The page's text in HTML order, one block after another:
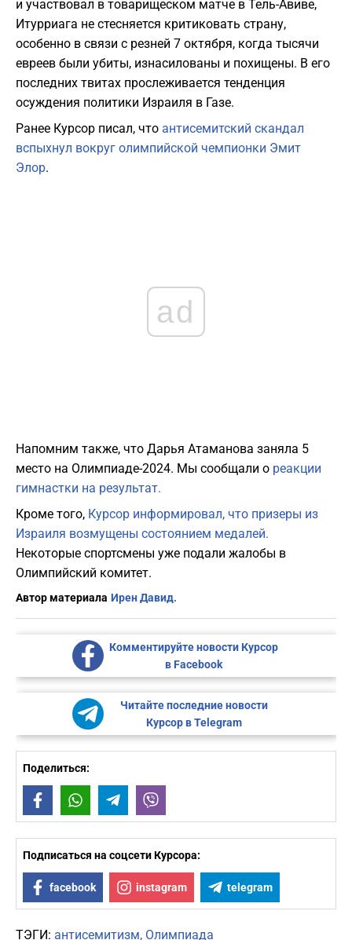
и участвовал в товарищеском матче в Тель-Авиве,
Итурриага не стесняется критиковать страну,
особенно в связи с резней 7 октября, когда тысячи
евреев были убиты, изнасилованы и похищены. В его
последних твитах прослеживается тенденция
осуждения политики Израиля в Газе.
Ранее Курсор писал, что антисемитский скандал
вспыхнул вокруг олимпийской чемпионки Эмит
Элор.
ad
Напомним также, что Дарья Атаманова заняла 5
место на Олимпиаде-2024. Мы сообщали о реакции
гимнастки на результат.
Кроме того, Курсор информировал, что призеры из
Израиля возмущены состоянием медалей.
Некоторые спортсмены уже подали жалобы в
Олимпийский комитет.
Автор материала Ирен Давид.
Комментируйте новости Курсор
в Facebook
Читайте последние новости
Курсор в Telegram
Поделиться:
FacebookWhatsAppTelegram
Подписаться на соцсети Курсора:
facebook instagram telegram
ТЭГИ: антисемитизм Олимпиада